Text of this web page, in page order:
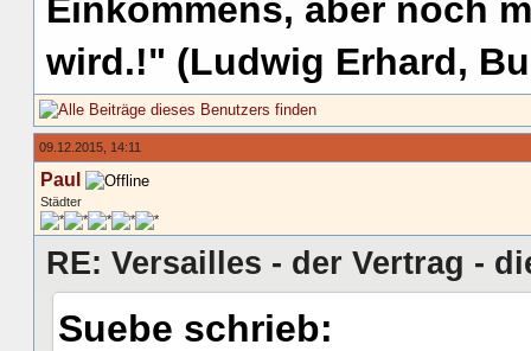
Einkommens, aber noch
wird.!" (Ludwig Erhard,
09.12.2015, 14:11
Paul
Städter
RE: Versailles - der Vertrag -
Suebe schrieb: